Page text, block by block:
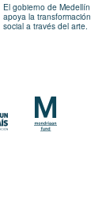
El gobierno de Medellín
apoya la transformación
social a través del arte.